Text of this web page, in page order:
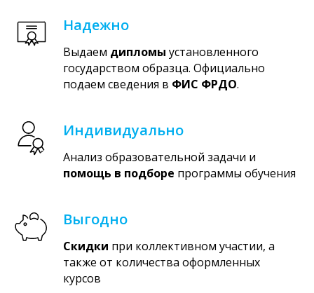
Надежно
Выдаем дипломы установленного
государством образца. Официально
подаем сведения в ФИС ФРДО.
Индивидуально
Анализ образовательной задачи и
помощь в подборе программы обучения
Выгодно
Скидки при коллективном участии, а
также от количества оформленных
курсов